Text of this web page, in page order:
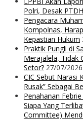
Polri, Desak PTDH
Pengacara
Kompolnas,
Kepastian Hukum
Praktik Pungli di
Merajalela, Tidak
Setor? 27/07/2026
CIC Sebut Narasi
Rusak” Sebagai
Penahanan
Siapa Yang
Committee)